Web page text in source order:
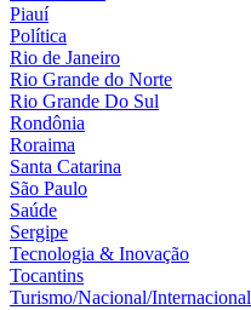
Piauí
Política
Rio de Janeiro
Rio Grande do Norte
Rio Grande Do Sul
Rondônia
Roraima
Santa Catarina
São Paulo
Saúde
Sergipe
Tecnologia & Inovação
Tocantins
Turismo/Nacional/Internacional